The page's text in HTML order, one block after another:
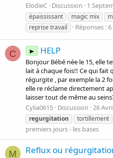
ElodieC Discussion 1
épaississant
magic mix
reprise travail
Réponses : 6
C ► HELP
Bonjour Bébé née le 15, elle
lait à chaque fois!! Ce qui fait
régurgite , par exemple la 2
elle re réclame directement
laisser tout de même au
Cylia0615 Discussion 26
regurgitation
tortillement
premiers jours - les bases
M Reflux ou